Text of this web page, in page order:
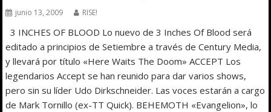
junio 13, 2009 RISE!
3 INCHES OF BLOOD Lo nuevo de 3 Inches Of Blood será
editado a principios de Setiembre a través de Century Media,
y llevará por título «Here Waits The Doom» ACCEPT Los
legendarios Accept se han reunido para dar varios shows,
pero sin su líder Udo Dirkschneider. Las voces estarán a cargo
de Mark Tornillo (ex-TT Quick). BEHEMOTH «Evangelion», lo